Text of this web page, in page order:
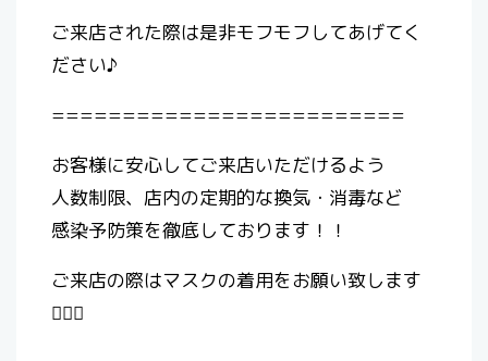
ご来店された際は是非モフモフしてあげてく
ださい♪
=========================
お客様に安心してご来店いただけるよう
人数制限、店内の定期的な換気・消毒など
感染予防策を徹底しております！！
ご来店の際はマスクの着用をお願い致します
🙇🏻‍♀️